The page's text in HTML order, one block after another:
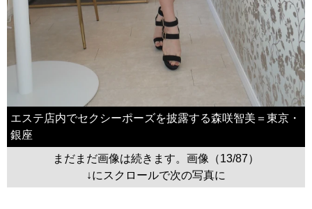
エステ店内でセクシーポーズを披露する森咲智美＝東京・
銀座
まだまだ画像は続きます。画像（13/87）
↓にスクロールで次の写真に